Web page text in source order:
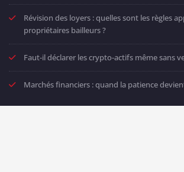
Révision des loyers : quelles sont les règles
propriétaires bailleurs ?
Faut-il déclarer les crypto-actifs même sans
Marchés financiers : quand la patience